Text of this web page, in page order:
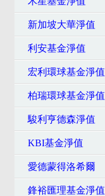
新加坡大華淨值
利安基金淨值
宏利環球基金淨值
柏瑞環球基金淨值
駿利亨德森淨值
KBI基金淨值
愛德蒙得洛希爾
鋒裕匯理基金淨值